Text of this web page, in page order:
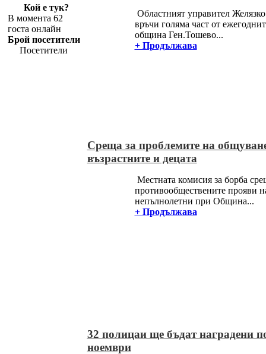
Кой е тук?
В момента 62
госта онлайн
Брой посетители
Посетители
Областният управител
връчи голяма част от
община Ген.Тошево...
+ Продължава
Среща за проблемите на
възрастните и децата
Местната комисия за борба
противообществените прояви
непълнолетни при Община...
+ Продължава
32 полицаи ще бъдат наградени
ноември